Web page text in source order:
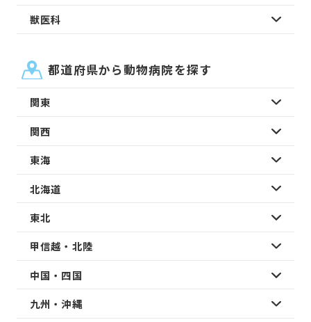
獣医科
都道府県から動物病院を探す
関東
関西
東海
北海道
東北
甲信越・北陸
中国・四国
九州・沖縄